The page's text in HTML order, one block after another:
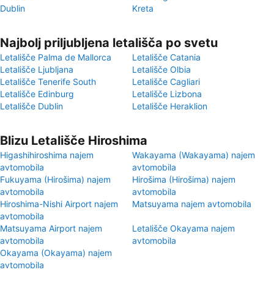
Dublin
Kreta
Najbolj priljubljena letališča po svetu
Letališče Palma de Mallorca
Letališče Catania
Letališče Ljubljana
Letališče Olbia
Letališče Tenerife South
Letališče Cagliari
Letališče Edinburg
Letališče Lizbona
Letališče Dublin
Letališče Heraklion
Blizu Letališče Hiroshima
Higashihiroshima najem
avtomobila
Wakayama (Wakayama) najem
avtomobila
Fukuyama (Hirošima) najem
avtomobila
Hirošima (Hirošima) najem
avtomobila
Hiroshima-Nishi Airport najem
avtomobila
Matsuyama najem avtomobila
Matsuyama Airport najem
avtomobila
Letališče Okayama najem
avtomobila
Okayama (Okayama) najem
avtomobila